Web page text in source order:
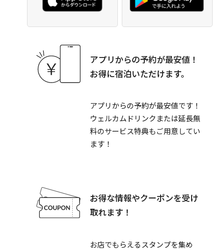
アプリからの予約が最安値！
お得に宿泊いただけます。
アプリからの予約が最安値です！
ウェルカムドリンクまたは延長無
料のサービス特典もご用意してい
ます！
お得な情報やクーポンを受け
取れます！
お店でもらえるスタンプを集め